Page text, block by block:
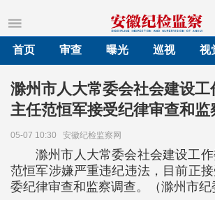
首页
审查 曝光 巡视 视
滁州市人大常委会社会建设工
主任范恒军接受纪律审查和监
05-07 10:30 安徽纪检监察网
滁州市人大常委会社会建设工
范恒军涉嫌严重违纪违法，目前正
委纪律审查和监察调查。（滁州市纪